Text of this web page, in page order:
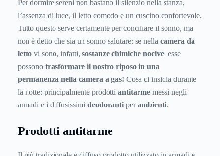
Per dormire sereni non bastano il silenzio nella stanza,
l’assenza di luce, il letto comodo e un cuscino confortevole.
Tutto questo serve certamente per conciliare il sonno, ma
non è detto che sia un sonno salutare: se nella camera da
letto vi sono, infatti, sostanze chimiche nocive, esse
possono trasformare il nostro riposo in una
permanenza nella camera a gas! Cosa ci insidia durante
la notte: principalmente prodotti antitarme messi negli
armadi e i diffusissimi deodoranti perambienti.
Prodotti antitarme